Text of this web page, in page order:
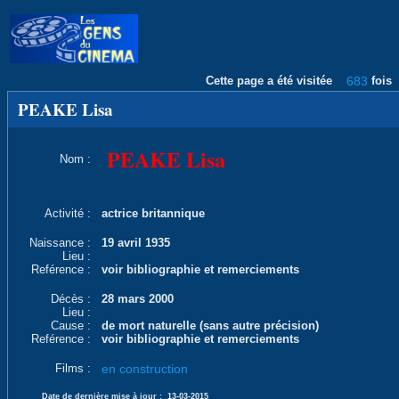
Cette page a été visitée 683 fois
PEAKE Lisa
Nom : PEAKE Lisa
Activité : actrice britannique
Naissance :
19 avril 1935
Lieu :
Reférence :
voir bibliographie et remerciements
Décès :
28 mars 2000
Lieu :
Cause :
de mort naturelle (sans autre précision)
Reférence :
voir bibliographie et remerciements
Films : en construction
Date de dernière mise à jour : 13-03-2015